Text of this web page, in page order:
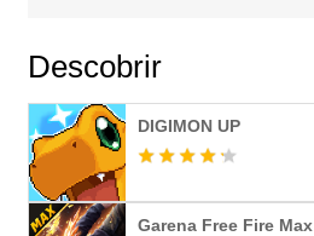
Descobrir
DIGIMON UP
Garena Free Fire Max